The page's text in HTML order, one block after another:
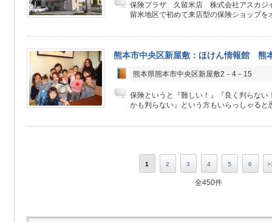
保険プラザ 久留米店 株式会社アスカジ
留米地区で初めて来店型の保険ショップを
熊本市中央区新屋敷：ほけん情報館 熊
熊本県熊本市中央区新屋敷2－4－15
保険というと『難しい！』『良く判らない
かも判らない』という方もいらっしゃると
1 2 3 4 5 6
全450件